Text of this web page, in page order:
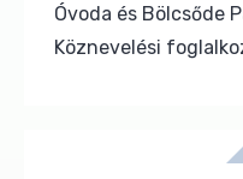
Óvoda és Bölcsőde
Köznevelési